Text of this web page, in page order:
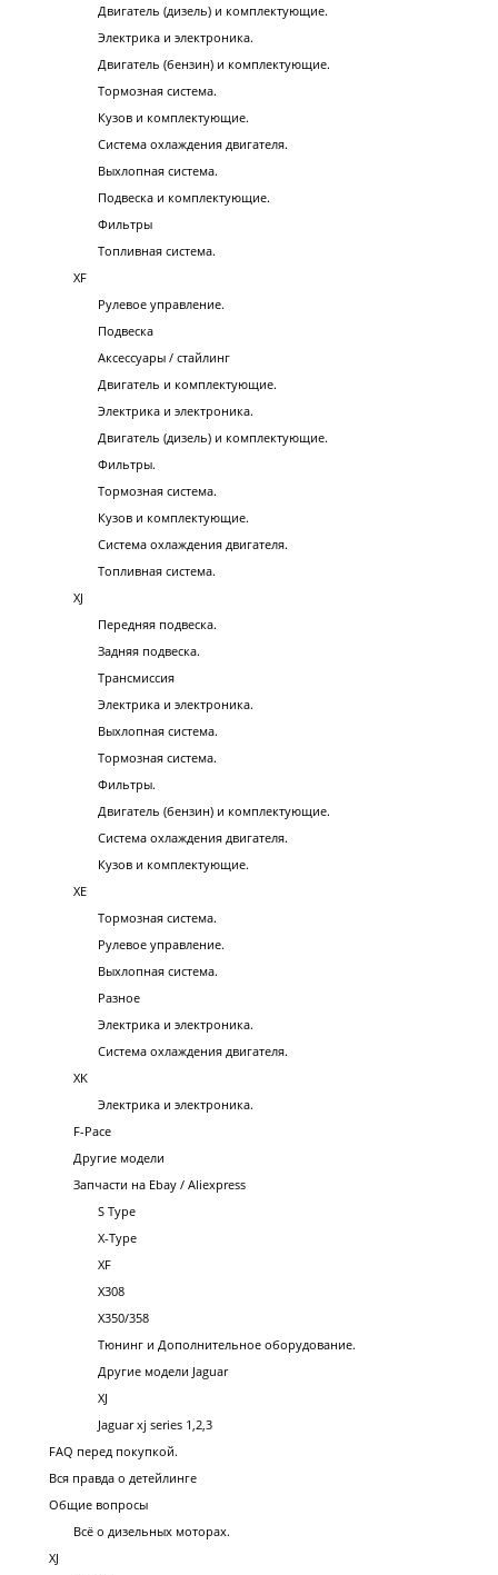
Двигатель (дизель) и комплектующие.
Электрика и электроника.
Двигатель (бензин) и комплектующие.
Тормозная система.
Кузов и комплектующие.
Система охлаждения двигателя.
Выхлопная система.
Подвеска и комплектующие.
Фильтры
Топливная система.
XF
Рулевое управление.
Подвеска
Аксессуары / стайлинг
Двигатель и комплектующие.
Электрика и электроника.
Двигатель (дизель) и комплектующие.
Фильтры.
Тормозная система.
Кузов и комплектующие.
Система охлаждения двигателя.
Топливная система.
XJ
Передняя подвеска.
Задняя подвеска.
Трансмиссия
Электрика и электроника.
Выхлопная система.
Тормозная система.
Фильтры.
Двигатель (бензин) и комплектующие.
Система охлаждения двигателя.
Кузов и комплектующие.
XE
Тормозная система.
Рулевое управление.
Выхлопная система.
Разное
Электрика и электроника.
Система охлаждения двигателя.
XK
Электрика и электроника.
F-Pace
Другие модели
Запчасти на Ebay / Aliexpress
S Type
X-Type
XF
X308
X350/358
Тюнинг и Дополнительное оборудование.
Другие модели Jaguar
XJ
Jaguar xj series 1,2,3
FAQ перед покупкой.
Вся правда о детейлинге
Общие вопросы
Всё о дизельных моторах.
XJ